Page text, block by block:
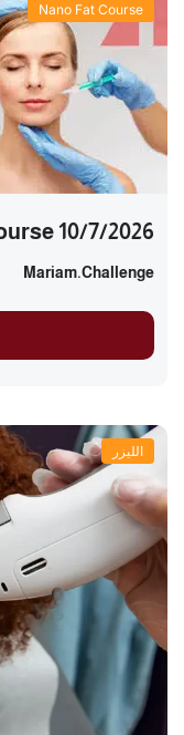
Nano Fat Course
10/7/2026
Mariam.challenge
الليزر